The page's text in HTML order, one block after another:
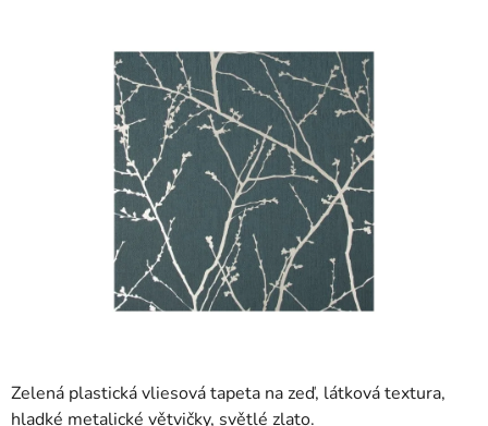
Zelená plastická vliesová tapeta na zeď, látková textura,
hladké metalické větvičky, světlé zlato.